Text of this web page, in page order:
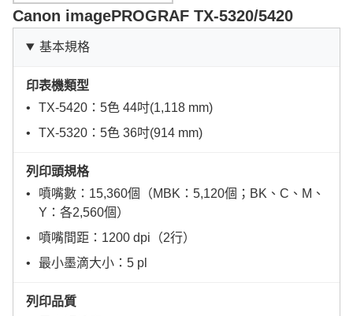
Canon imagePROGRAF TX-5320/5420
基本規格
印表機類型
TX-5420：5色 44吋(1,118 mm)
TX-5320：5色 36吋(914 mm)
列印頭規格
噴嘴數：15,360個（MBK：5,120個；BK、C、M、
Y：各2,560個）
噴嘴間距：1200 dpi（2行）
最小墨滴大小：5 pl
列印品質